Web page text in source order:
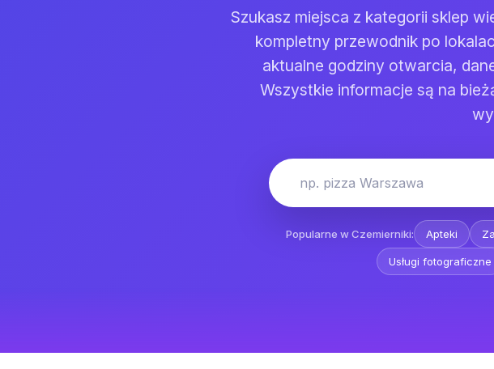
Szukasz miejsca z kategorii sklep
kompletny przewodnik po
aktualne godziny otwarcia,
Wszystkie informacje są na
np. pizza Warszawa
Popularne w Czemierniki: Apteki
Usługi fotograficzne